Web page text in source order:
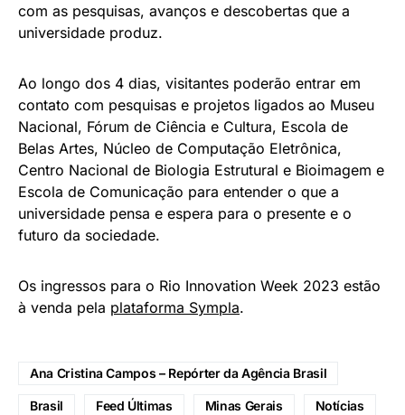
com as pesquisas, avanços e descobertas que a
universidade produz.
Ao longo dos 4 dias, visitantes poderão entrar em
contato com pesquisas e projetos ligados ao Museu
Nacional, Fórum de Ciência e Cultura, Escola de
Belas Artes, Núcleo de Computação Eletrônica,
Centro Nacional de Biologia Estrutural e Bioimagem e
Escola de Comunicação para entender o que a
universidade pensa e espera para o presente e o
futuro da sociedade.
Os ingressos para o Rio Innovation Week 2023 estão
à venda pela plataforma Sympla.
Ana Cristina Campos – Repórter da Agência Brasil
Brasil Feed Últimas Minas Gerais Notícias